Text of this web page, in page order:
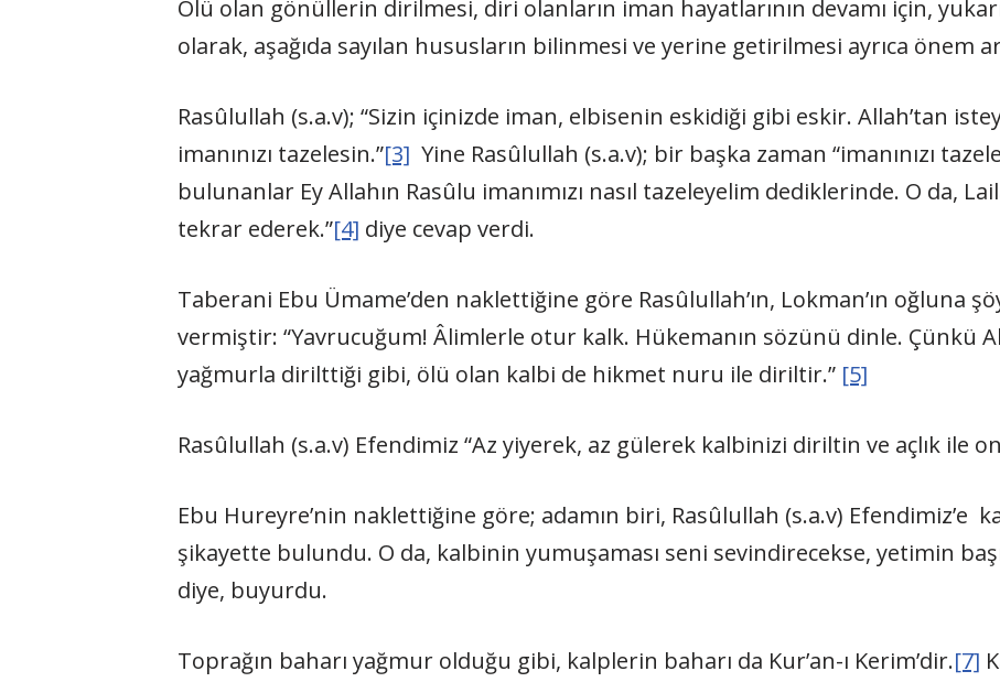
Ölü olan gönüllerin dirilmesi, diri olanların iman hayatlarının devamı için,
olarak, aşağıda sayılan hususların bilinmesi ve yerine getirilmesi ayrıca önem
Rasûlullah (s.a.v); “Sizin içinizde iman, elbisenin eskidiği gibi eskir. Allah’tan
imanınızı tazelesin.”[3] Yine Rasûlullah (s.a.v); bir başka zaman “imanınızı
bulunanlar Ey Allahın Rasûlu imanımızı nasıl tazeleyelim dediklerinde. O da,
tekrar ederek.”[4] diye cevap verdi.
Taberani Ebu Ümame’den naklettiğine göre Rasûlullah’ın, Lokman’ın oğluna
vermiştir: “Yavrucuğum! Âlimlerle otur kalk. Hükemanın sözünü dinle. Çünkü
yağmurla dirilttiği gibi, ölü olan kalbi de hikmet nuru ile diriltir.” [5]
Rasûlullah (s.a.v) Efendimiz “Az yiyerek, az gülerek kalbinizi diriltin ve açlık ile
Ebu Hureyre’nin naklettiğine göre; adamın biri, Rasûlullah (s.a.v) Efendimiz’e
şikayette bulundu. O da, kalbinin yumuşaması seni sevindirecekse, yetimin
diye, buyurdu.
Toprağın baharı yağmur olduğu gibi, kalplerin baharı da Kur’an-ı Kerim’dir.[7]